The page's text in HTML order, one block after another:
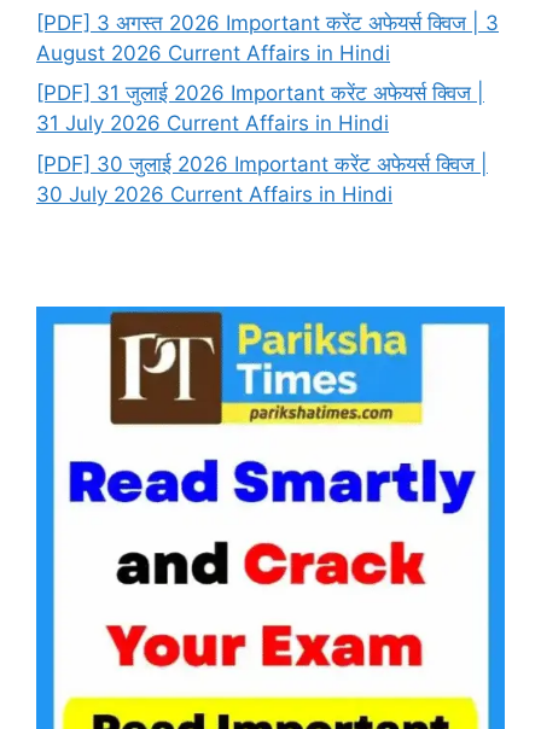
[PDF] 3 अगस्त 2026 Important करेंट अफेयर्स क्विज | 3
August 2026 Current Affairs in Hindi
[PDF] 31 जुलाई 2026 Important करेंट अफेयर्स क्विज |
31 July 2026 Current Affairs in Hindi
[PDF] 30 जुलाई 2026 Important करेंट अफेयर्स क्विज |
30 July 2026 Current Affairs in Hindi